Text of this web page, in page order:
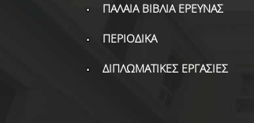
ΠΑΛΑΙΑ ΒΙΒΛΙΑ ΕΡΕΥΝΑΣ
ΠΕΡΙΟΔΙΚΑ
ΔΙΠΛΩΜΑΤΙΚΕΣ ΕΡΓΑΣΙΕΣ